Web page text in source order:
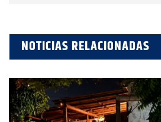
NOTICIAS RELACIONADAS